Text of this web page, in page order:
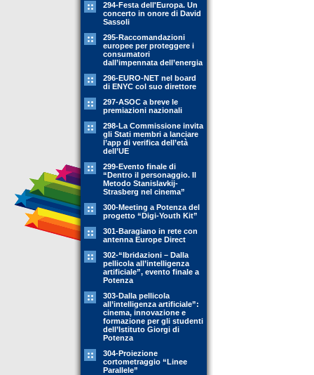
294-Festa dell'Europa. Un
concerto in onore di David
Sassoli
295-Raccomandazioni
europee per proteggere i
consumatori
dall’impennata dell’energia
296-EURO-NET nel board
di ENYC col suo direttore
297-ASOC a breve le
premiazioni nazionali
298-La Commissione invita
gli Stati membri a lanciare
l’app di verifica dell’età
dell’UE
299-Evento finale di
“Dentro il personaggio. Il
Metodo Stanislavkij-
Strasberg nel cinema”
300-Meeting a Potenza del
progetto “Digi-Youth Kit”
301-Baragiano in rete con
antenna Europe Direct
302-“Ibridazioni – Dalla
pellicola all’intelligenza
artificiale”, evento finale a
Potenza
303-Dalla pellicola
all’intelligenza artificiale”:
cinema, innovazione e
formazione per gli studenti
dell’Istituto Giorgi di
Potenza
304-Proiezione
cortometraggio “Linee
Parallele”